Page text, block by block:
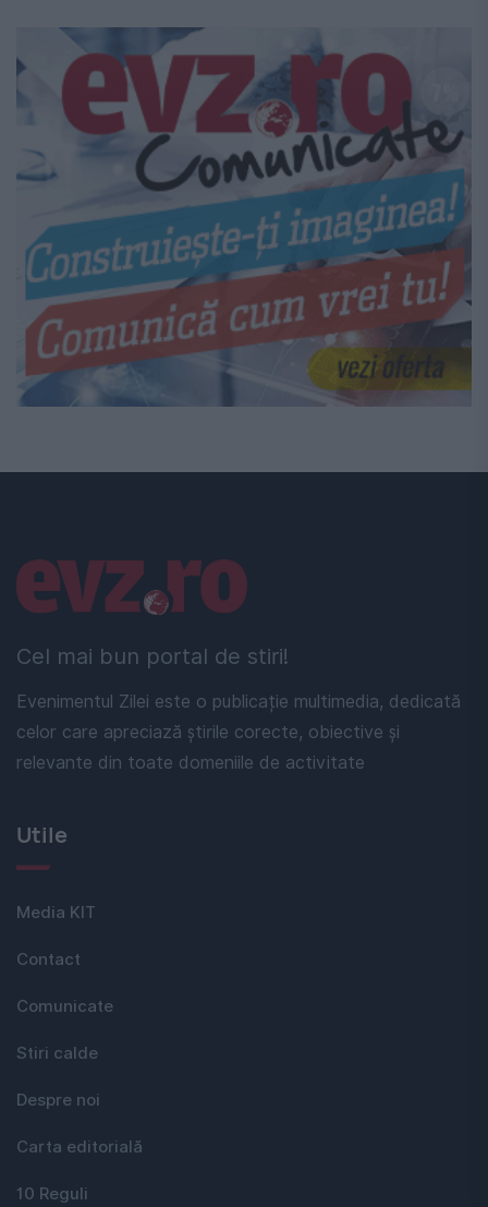
Cel mai bun portal de stiri!
Evenimentul Zilei este o publicație multimedia, dedicată
celor care apreciază știrile corecte, obiective și
relevante din toate domeniile de activitate
Linkuri utile
Utile
Media KIT
Contact
Comunicate
Stiri calde
Despre noi
Carta editorială
10 Reguli